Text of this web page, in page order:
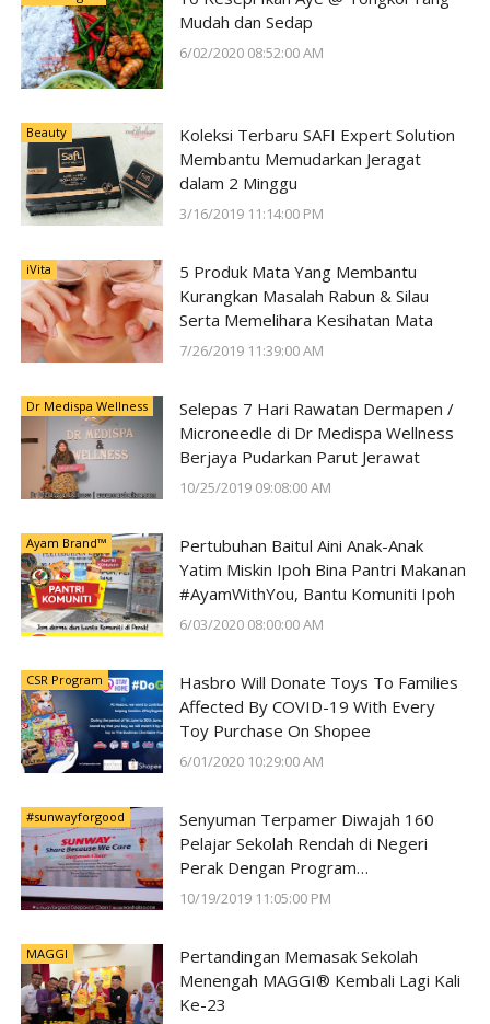
Mudah dan Sedap
6/02/2020 08:52:00 AM
Beauty
Koleksi Terbaru SAFI Expert Solution
Membantu Memudarkan Jeragat
dalam 2 Minggu
3/16/2019 11:14:00 PM
iVita
5 Produk Mata Yang Membantu
Kurangkan Masalah Rabun & Silau
Serta Memelihara Kesihatan Mata
7/26/2019 11:39:00 AM
Dr Medispa Wellness
Selepas 7 Hari Rawatan Dermapen /
Microneedle di Dr Medispa Wellness
Berjaya Pudarkan Parut Jerawat
10/25/2019 09:08:00 AM
Ayam Brand™
Pertubuhan Baitul Aini Anak-Anak
Yatim Miskin Ipoh Bina Pantri Makanan
#AyamWithYou, Bantu Komuniti Ipoh
6/03/2020 08:00:00 AM
CSR Program
Hasbro Will Donate Toys To Families
Affected By COVID-19 With Every
Toy Purchase On Shopee
6/01/2020 10:29:00 AM
#sunwayforgood
Senyuman Terpamer Diwajah 160
Pelajar Sekolah Rendah di Negeri
Perak Dengan Program
#SunwayForGood Deepavali Cheer di
10/19/2019 11:05:00 PM
MAGGI
Pertandingan Memasak Sekolah
Menengah MAGGI® Kembali Lagi Kali
Ke-23